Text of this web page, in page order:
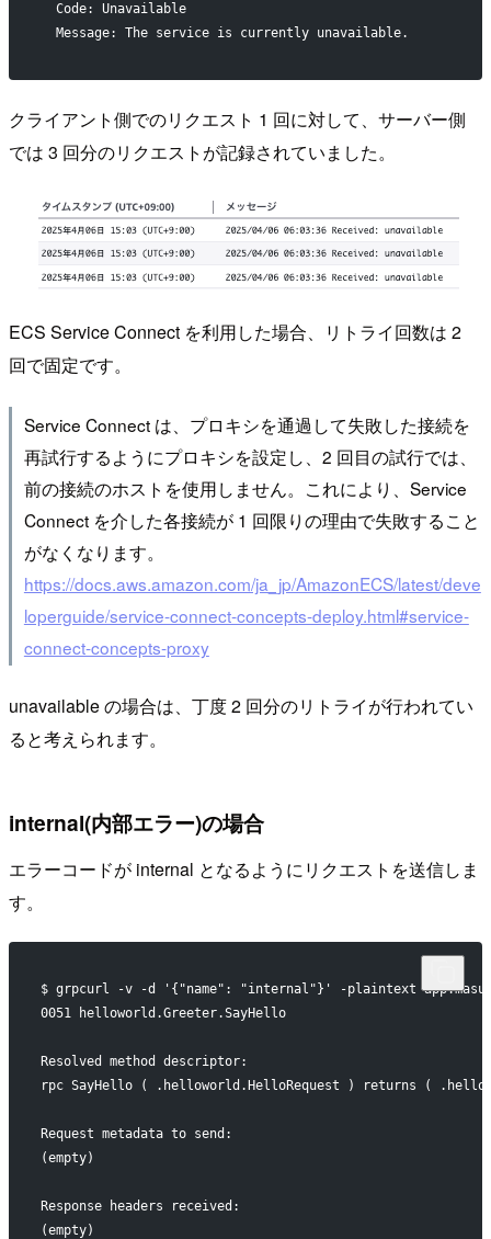
  Code: Unavailable
  Message: The service is currently unavailable.
クライアント側でのリクエスト 1 回に対して、サーバー側
では 3 回分のリクエストが記録されていました。
ECS Service Connect を利用した場合、リトライ回数は 2
回で固定です。
Service Connect は、プロキシを通過して失敗した接続を
再試行するようにプロキシを設定し、2 回目の試行では、
前の接続のホストを使用しません。これにより、Service
Connect を介した各接続が 1 回限りの理由で失敗すること
がなくなります。
https://docs.aws.amazon.com/ja_jp/AmazonECS/latest/deve
loperguide/service-connect-concepts-deploy.html#service-
connect-concepts-proxy
unavailable の場合は、丁度 2 回分のリトライが行われてい
ると考えられます。
internal(内部エラー)の場合
エラーコードが internal となるようにリクエストを送信しま
す。
$ grpcurl -v -d '{"name": "internal"}' -plaintext
0051 helloworld.Greeter.SayHello
Resolved method descriptor:
rpc SayHello ( .helloworld.HelloRequest ) returns (
Request metadata to send:
(empty)
Response headers received:
(empty)